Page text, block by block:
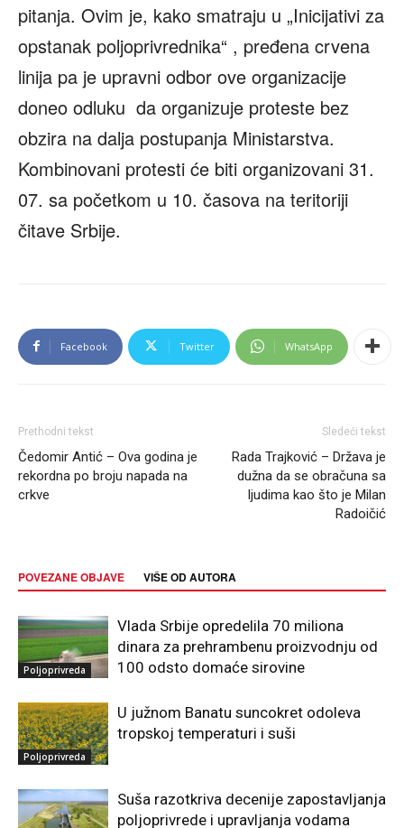
pitanja. Ovim je, kako smatraju u „Inicijativi za
opstanak poljoprivrednika“ , pređena crvena
linija pa je upravni odbor ove organizacije
doneo odluku da organizuje proteste bez
obzira na dalja postupanja Ministarstva.
Kombinovani protesti će biti organizovani 31.
07. sa početkom u 10. časova na teritoriji
čitave Srbije.
Facebook Twitter WhatsApp
Prethodni tekst
Čedomir Antić – Ova godina je
rekordna po broju napada na
crkve
Sledeći tekst
Rada Trajković – Država je
dužna da se obračuna sa
ljudima kao što je Milan
Radoičić
POVEZANE OBJAVE VIŠE OD AUTORA
Poljoprivreda
Vlada Srbije opredelila 70 miliona
dinara za prehrambenu proizvodnju od
100 odsto domaće sirovine
Poljoprivreda
U južnom Banatu suncokret odoleva
tropskoj temperaturi i suši
Suša razotkriva decenije zapostavljanja
poljoprivrede i upravljanja vodama